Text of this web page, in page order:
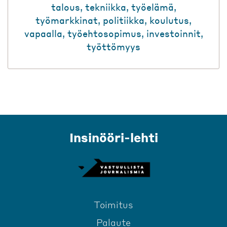
talous, tekniikka, työelämä,
työmarkkinat, politiikka, koulutus,
vapaalla, työehtosopimus, investoinnit,
työttömyys
Insinööri-lehti
Toimitus
Palaute